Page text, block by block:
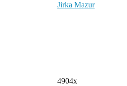
Jirka Mazur
4904x